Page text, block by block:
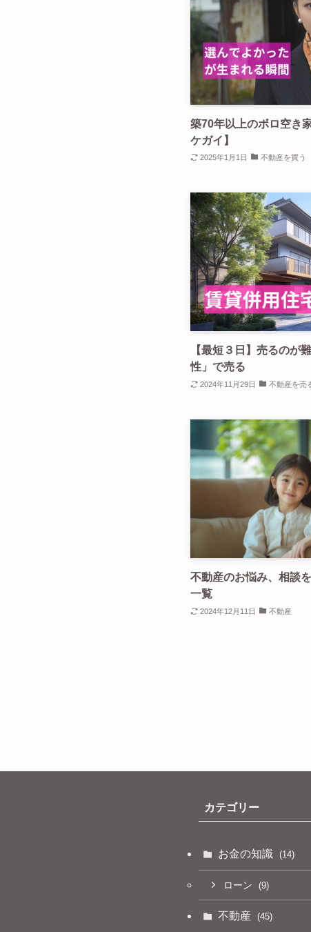
築70年以上のボロ空き
ケガイ】
2025年1月1日 不動産を買う
【最短３日】売るのが
性」で売る
2024年11月29日 不動産を売
不動産のお悩み、相談
一覧
2024年12月11日 不動産
カテゴリー
お金の知識 (14)
ローン (9)
不動産 (45)